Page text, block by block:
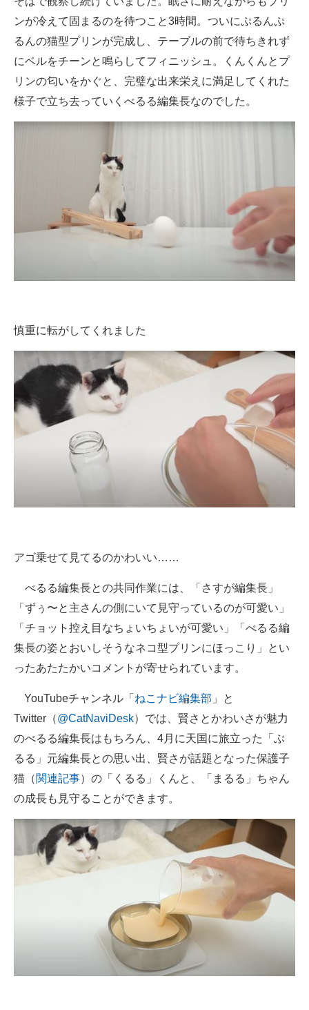
ンが冷えて固まるのを待つこと3時間。ついにぷるんぷ
るんの猫型プリンが完成し、テーブルの前で待ちきれず
にベルをチーンと鳴らしてフィニッシュ。くんくんとプ
リンの匂いをかぐと、完璧な出来栄えに満足してくれた
様子で立ち去っていくべるる編集長なのでした。
慎重に転がしてくれました
アゴ乗せて見てるのかわいい……
べるる編集長との共同作業には、「さすが編集長」
「ずぅ〜と主さんの側にいて見守っているのが可愛い」
「チョット控え目なちょいちょいが可愛い」「べるる編
集長の姿とおいしそうなネコ型プリンにほっこり」とい
ったあたたかいコメントが寄せられています。
YouTubeチャンネル「 ねこナビ編集部 」と
Twitter（@CatNaviDesk）では、賢さとかわいさが魅力
のべるる編集長はもちろん、4月に天国に旅立った「ぶ
るる」元編集長との思い出、賢さが話題となった保護子
猫（関連記事）の「くるる」くんと、「まるる」ちゃん
の成長も見守ることができます。